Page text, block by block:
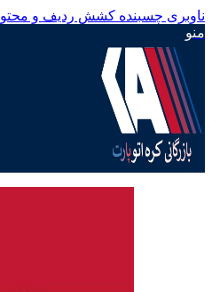
ناوبری چسبنده کشش ردیف و محتوا
منو